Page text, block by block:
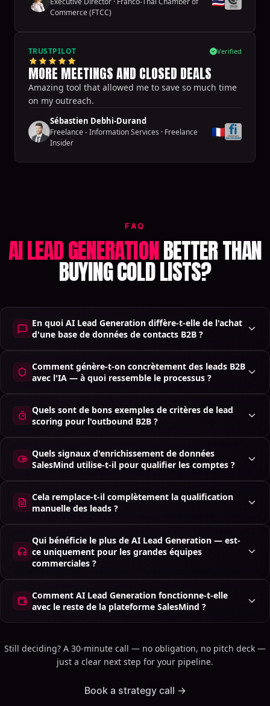
Commerce (FTCC)
TRUSTPILOT Verified
MORE MEETINGS AND CLOSED DEALS
Amazing tool that allowed me to save so much time
on my outreach.
Sébastien Debhi-Durand
Freelance - Information Services · Freelance
Insider
🇫🇷
FAQ
AI LEAD GENERATIONBETTER THAN
BUYING COLD LISTS?
En quoi AI Lead Generation diffère-t-elle de l'achat
d'une base de données de contacts B2B ?
Comment génère-t-on concrètement des leads B2B
avec l'IA — à quoi ressemble le processus ?
Quels sont de bons exemples de critères de lead
scoring pour l'outbound B2B ?
Quels signaux d'enrichissement de données
SalesMind utilise-t-il pour qualifier les comptes ?
Cela remplace-t-il complètement la qualification
manuelle des leads ?
Qui bénéficie le plus de AI Lead Generation — est-
ce uniquement pour les grandes équipes
commerciales ?
Comment AI Lead Generation fonctionne-t-elle
avec le reste de la plateforme SalesMind ?
Still deciding? A 30-minute call — no obligation, no pitch deck —
just a clear next step for your pipeline.
Book a strategy call →